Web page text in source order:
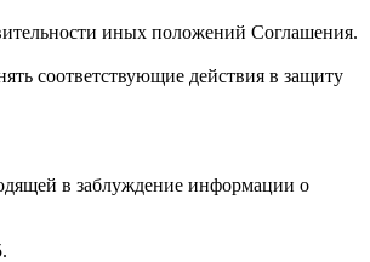
иных положений Соглашения.
соответствующие действия в защиту
в заблуждение информации о